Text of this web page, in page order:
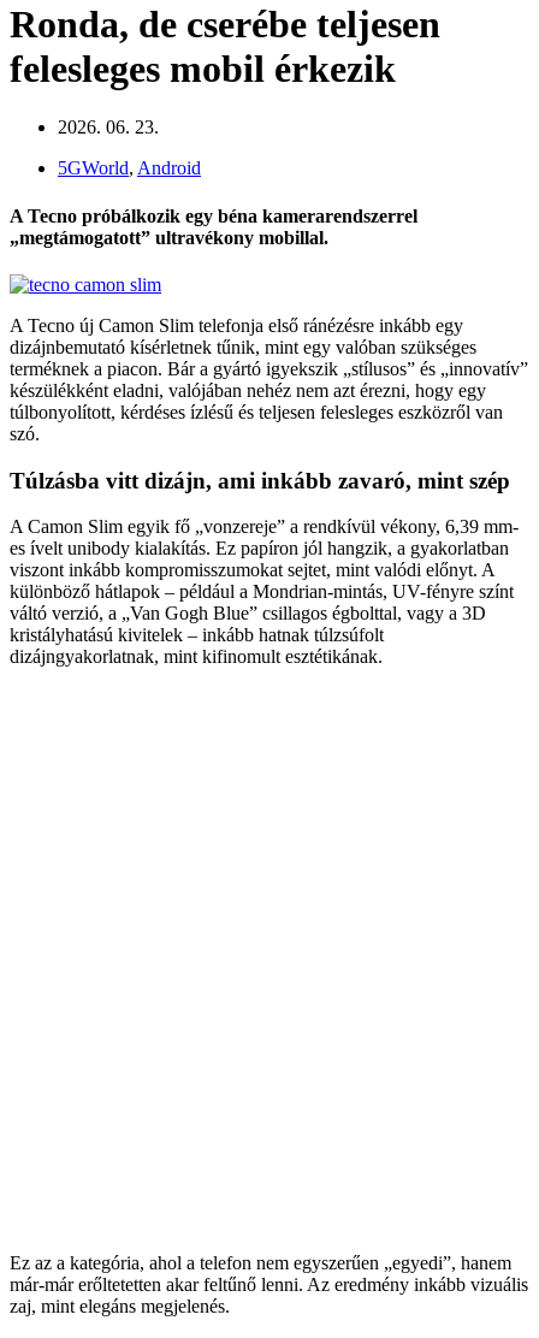
Ronda, de cserébe teljesen
felesleges mobil érkezik
2026. 06. 23.
5GWorld, Android
A Tecno próbálkozik egy béna kamerarendszerrel
„megtámogatott” ultravékony mobillal.
A Tecno új Camon Slim telefonja első ránézésre inkább egy
dizájnbemutató kísérletnek tűnik, mint egy valóban szükséges
terméknek a piacon. Bár a gyártó igyekszik „stílusos” és „innovatív”
készülékként eladni, valójában nehéz nem azt érezni, hogy egy
túlbonyolított, kérdéses ízlésű és teljesen felesleges eszközről van
szó.
Túlzásba vitt dizájn, ami inkább zavaró, mint szép
A Camon Slim egyik fő „vonzereje” a rendkívül vékony, 6,39 mm-
es ívelt unibody kialakítás. Ez papíron jól hangzik, a gyakorlatban
viszont inkább kompromisszumokat sejtet, mint valódi előnyt. A
különböző hátlapok – például a Mondrian-mintás, UV-fényre színt
váltó verzió, a „Van Gogh Blue” csillagos égbolttal, vagy a 3D
kristályhatású kivitelek – inkább hatnak túlzsúfolt
dizájngyakorlatnak, mint kifinomult esztétikának.
Ez az a kategória, ahol a telefon nem egyszerűen „egyedi”, hanem
már-már erőltetetten akar feltűnő lenni. Az eredmény inkább vizuális
zaj, mint elegáns megjelenés.